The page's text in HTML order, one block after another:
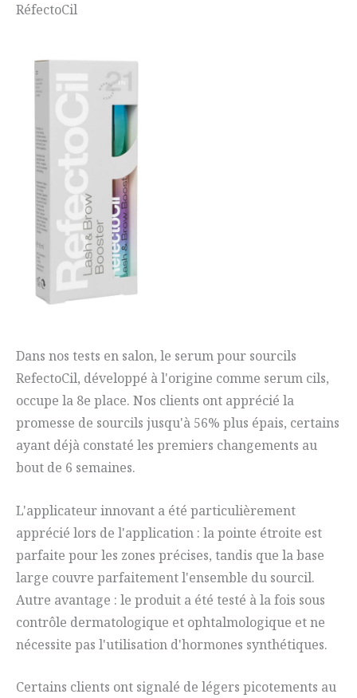
RéfectoCil
Dans nos tests en salon, le serum pour sourcils
RefectoCil, développé à l'origine comme serum cils,
occupe la 8e place. Nos clients ont apprécié la
promesse de sourcils jusqu'à 56% plus épais, certains
ayant déjà constaté les premiers changements au
bout de 6 semaines.
L'applicateur innovant a été particulièrement
apprécié lors de l'application : la pointe étroite est
parfaite pour les zones précises, tandis que la base
large couvre parfaitement l'ensemble du sourcil.
Autre avantage : le produit a été testé à la fois sous
contrôle dermatologique et ophtalmologique et ne
nécessite pas l'utilisation d'hormones synthétiques.
Certains clients ont signalé de légers picotements au